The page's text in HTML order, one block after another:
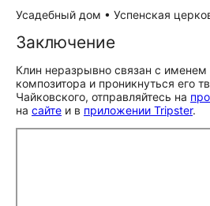
Усадебный дом • Успенская
Заключение
Клин неразрывно связан с
композитора и проникнуться его
Чайковского, отправляйтесь на
на сайте и в приложении Tripster.